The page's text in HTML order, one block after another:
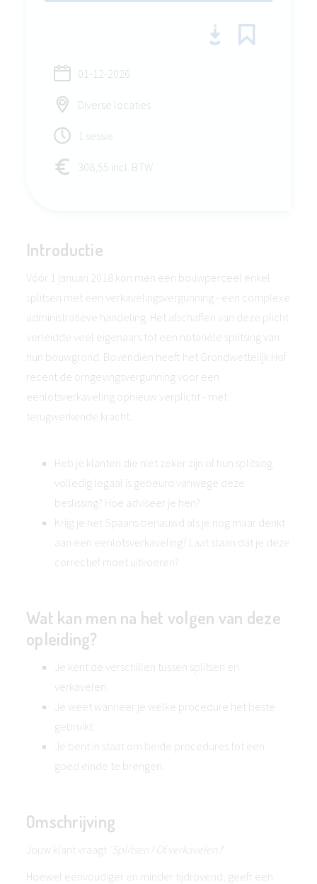
01-12-2026
Diverse locaties
1 sessie
308,55 incl. BTW
Introductie
Vóór 1 januari 2018 kon men een bouwperceel enkel
splitsen met een verkavelingsvergunning - een complexe
administratieve handeling. Het afschaffen van deze plicht
verleidde veel eigenaars tot een notariële splitsing van
hun bouwgrond. Bovendien heeft het Grondwettelijk Hof
recent de omgevingsvergunning voor een
eenlotsverkaveling opnieuw verplicht - met
terugwerkende kracht.
Heb je klanten die niet zeker zijn of hun splitsing
volledig legaal is gebeurd vanwege deze
beslissing? Hoe adviseer je hen?
Krijg je het Spaans benauwd als je nog maar denkt
aan een eenlotsverkaveling? Laat staan dat je deze
correctief moet uitvoeren?
Wat kan men na het volgen van deze
opleiding?
Je kent de verschillen tussen splitsen en
verkavelen.
Je weet wanneer je welke procedure het beste
gebruikt.
Je bent in staat om beide procedures tot een
goed einde te brengen.
Omschrijving
Jouw klant vraagt 'Splitsen? Of verkavelen?'
Hoewel eenvoudiger en minder tijdrovend, geeft een